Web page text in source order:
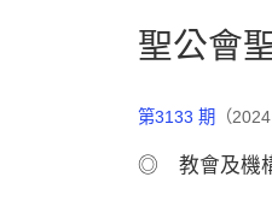
聖公會
第3133 期 （
◎ 教會及機